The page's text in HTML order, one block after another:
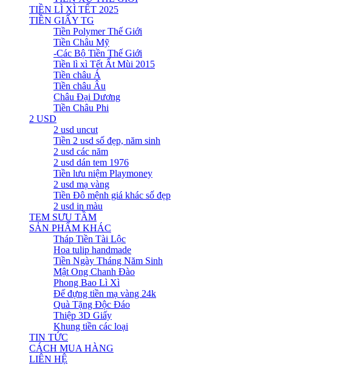
TIỀN LÌ XÌ TẾT 2025
TIỀN GIẤY TG
Tiền Polymer Thế Giới
Tiền Châu Mỹ
-Các Bộ Tiền Thế Giới
Tiền lì xì Tết Ất Mùi 2015
Tiền châu Á
Tiền châu Âu
Châu Đại Dương
Tiền Châu Phi
2 USD
2 usd uncut
Tiền 2 usd số đẹp, năm sinh
2 usd các năm
2 usd dán tem 1976
Tiền lưu niệm Playmoney
2 usd mạ vàng
Tiền Đô mệnh giá khác số đẹp
2 usd in màu
TEM SƯU TẦM
SẢN PHẨM KHÁC
Tháp Tiền Tài Lộc
Hoa tulip handmade
Tiền Ngày Tháng Năm Sinh
Mật Ong Chanh Đào
Phong Bao Lì Xì
Đế đựng tiền mạ vàng 24k
Quà Tặng Độc Đáo
Thiệp 3D Giấy
Khung tiền các loại
TIN TỨC
CÁCH MUA HÀNG
LIÊN HỆ